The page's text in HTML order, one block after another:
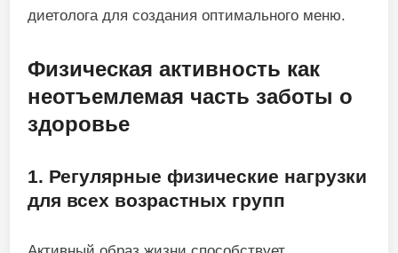
диетолога для создания оптимального меню.
Физическая активность как
неотъемлемая часть заботы о
здоровье
1. Регулярные физические нагрузки
для всех возрастных групп